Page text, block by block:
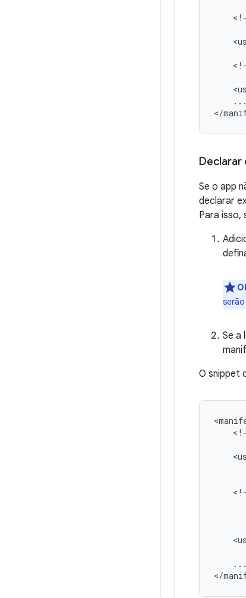
...
Se o app
declarar
Para isso,
Se a
O snippet
...